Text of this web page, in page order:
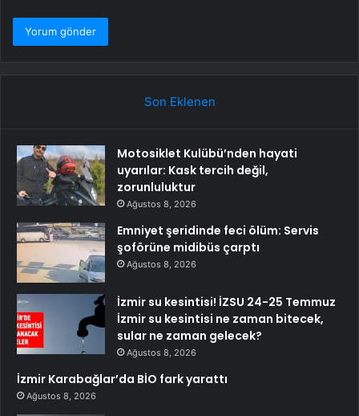
Son Eklenen
Motosiklet Kulübü’nden hayati
uyarılar: Kask tercih değil,
zorunluluktur
Ağustos 8, 2026
Emniyet şeridinde feci ölüm: Servis
şoförüne midibüs çarptı
Ağustos 8, 2026
İzmir su kesintisi! İZSU 24-25 Temmuz
İzmir su kesintisi ne zaman bitecek,
sular ne zaman gelecek?
Ağustos 8, 2026
İzmir Karabağlar’da BİO fark yarattı
Ağustos 8, 2026